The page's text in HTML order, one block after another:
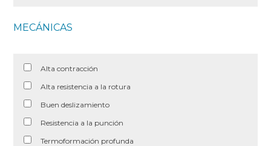
MECÁNICAS
Alta contracción
Alta resistencia a la rotura
Buen deslizamiento
Resistencia a la punción
Termoformación profunda